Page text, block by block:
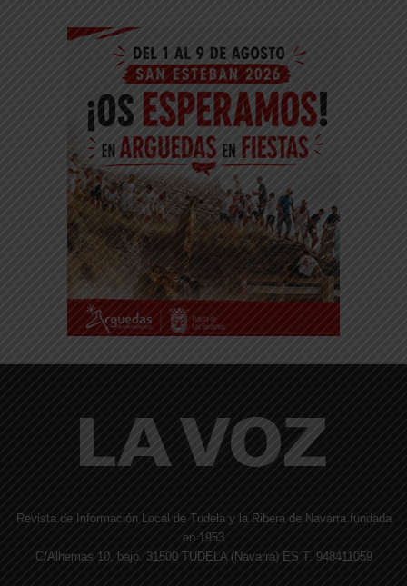
Revista de Información Local de Tudela y la Ribera de Navarra fundada
en 1953
C/Alhemas 10, bajo. 31500 TUDELA (Navarra) ES T. 948411059